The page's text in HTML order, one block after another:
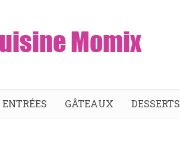
ENTRÉES GÂTEAUX DESSERTS